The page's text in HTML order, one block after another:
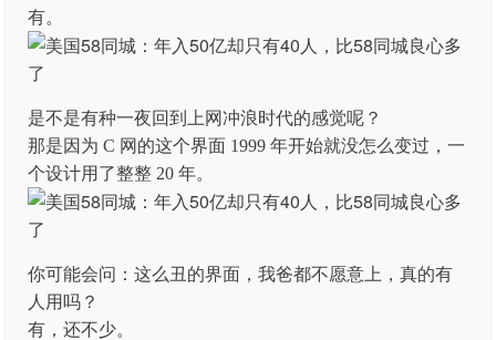
有。
是不是有种一夜回到上网冲浪时代的感觉呢？
那是因为 C 网的这个界面 1999 年开始就没怎么变过，一
个设计用了整整 20 年。
你可能会问：这么丑的界面，我爸都不愿意上，真的有
人用吗？
有，还不少。